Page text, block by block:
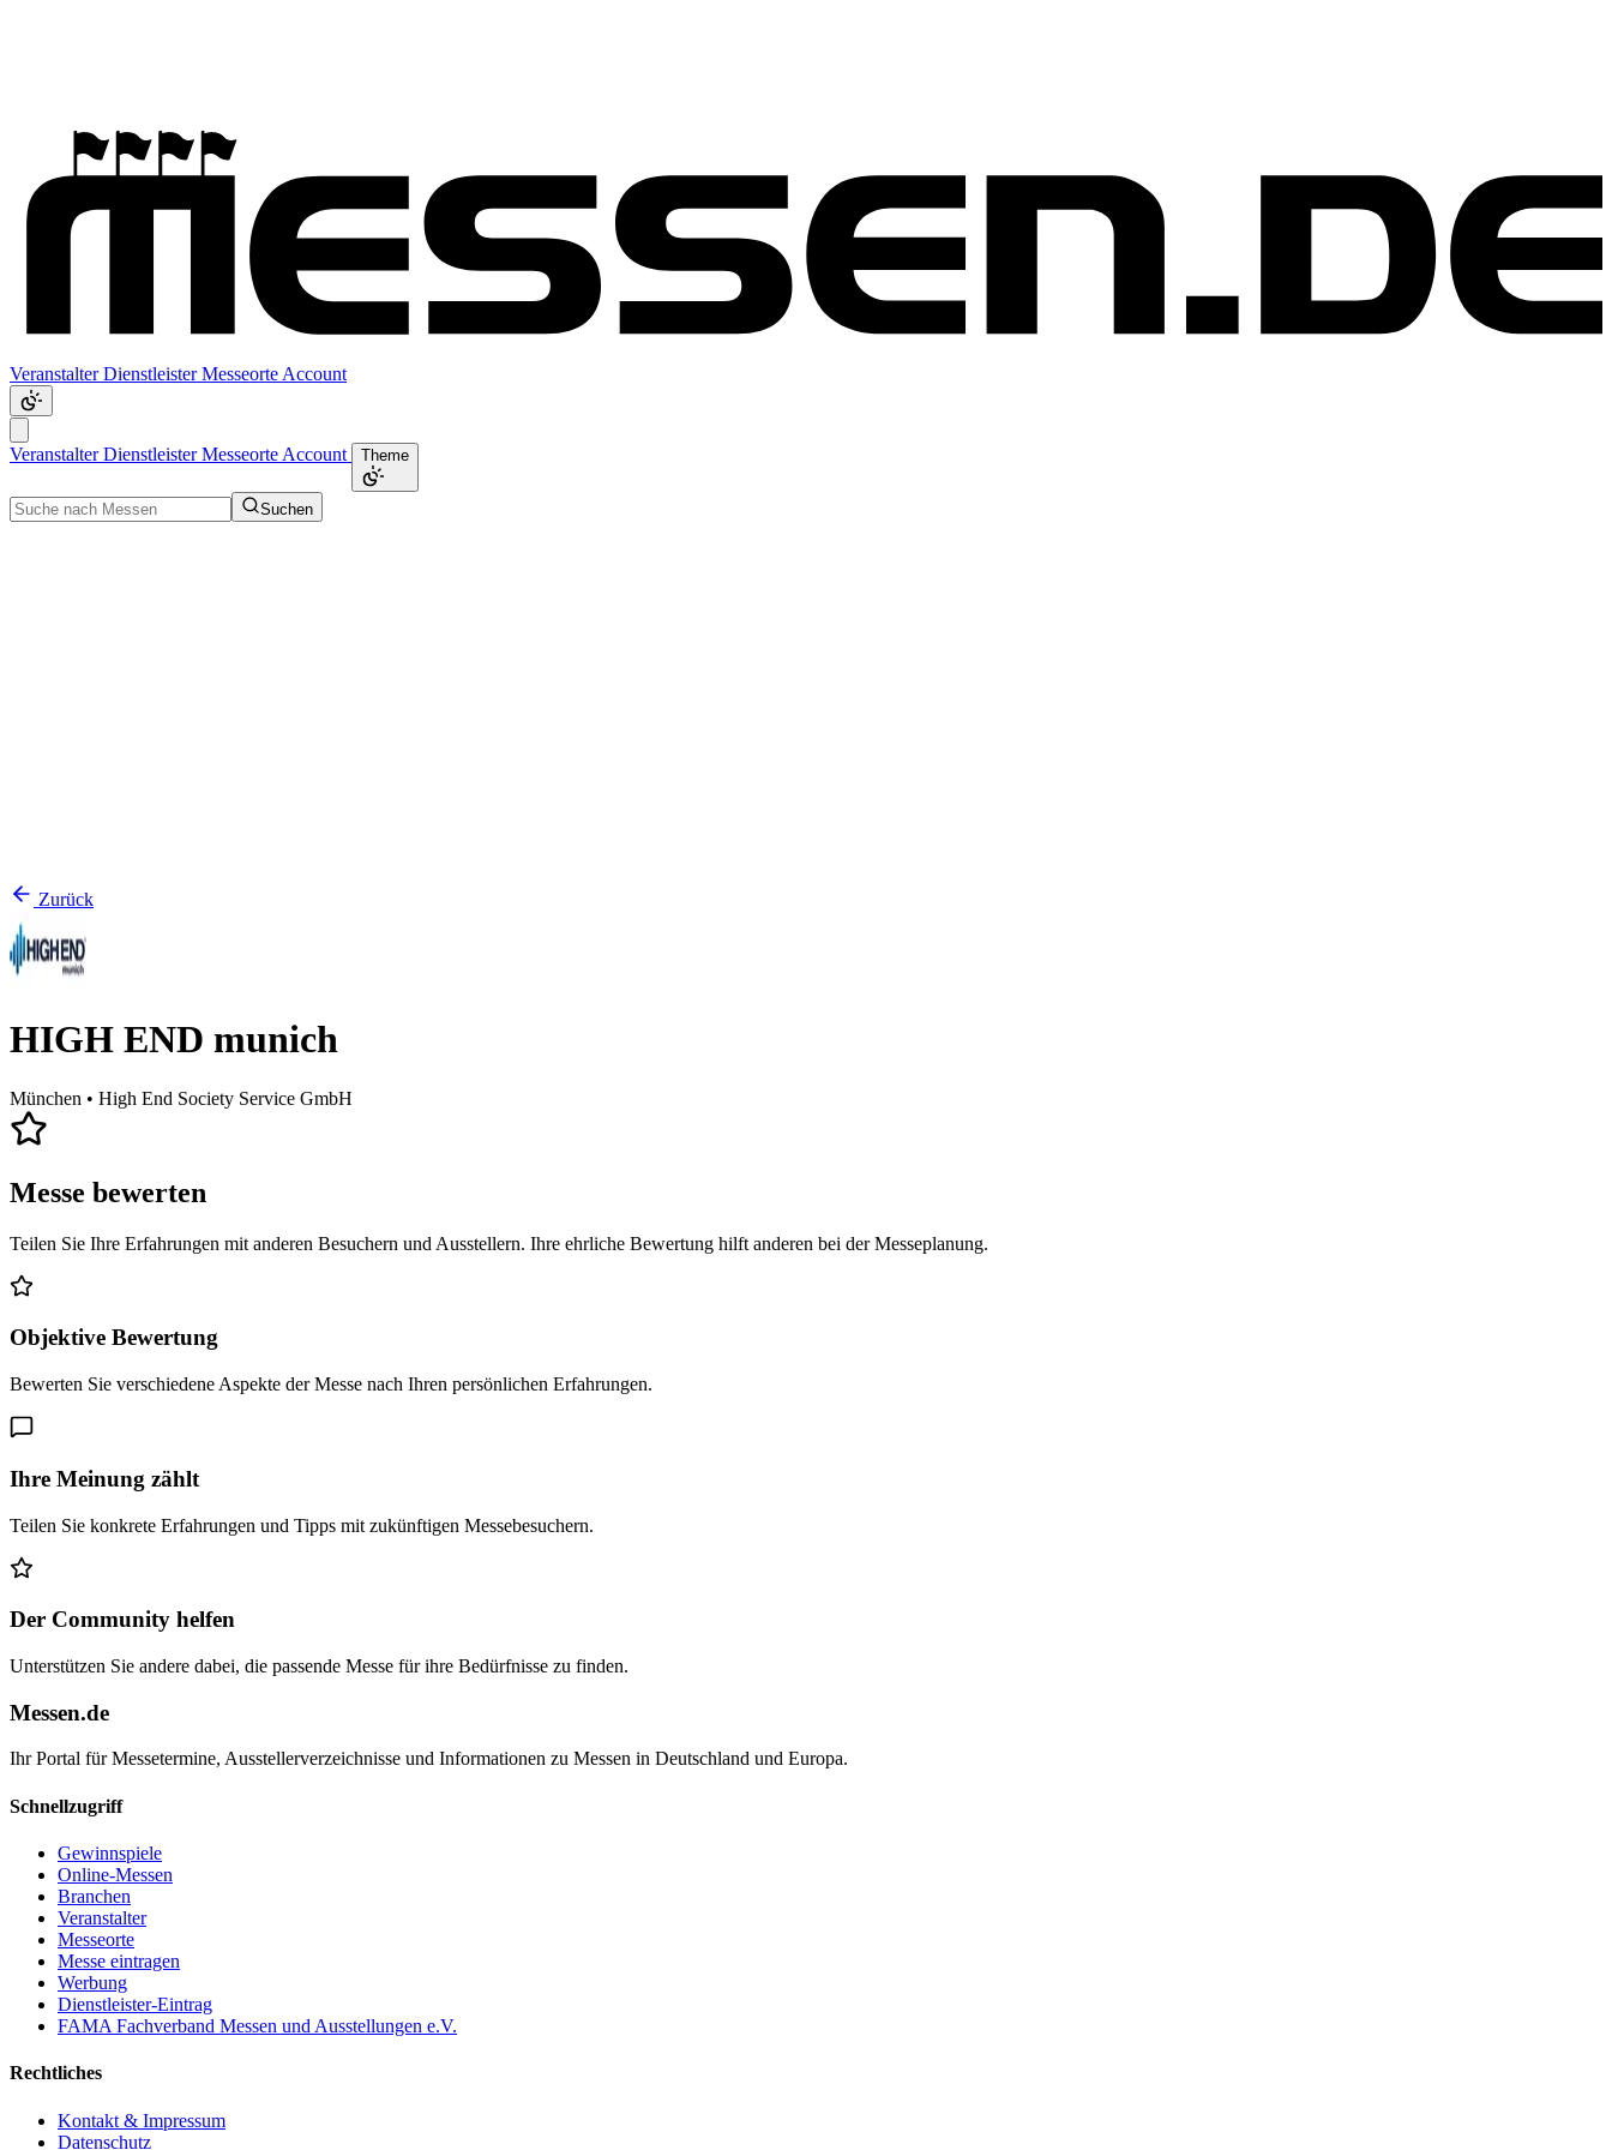
VeranstalterDienstleisterMesseorte Account
VeranstalterDienstleisterMesseorte Account Theme
Suchen
Zurück
HIGH END munich
München • High End Society Service GmbH
Messe bewerten
Teilen Sie Ihre Erfahrungen mit anderen Besuchern und Ausstellern. Ihre ehrliche Bewertung hilft anderen bei der Messeplanung.
Objektive Bewertung
Bewerten Sie verschiedene Aspekte der Messe nach Ihren persönlichen Erfahrungen.
Ihre Meinung zählt
Teilen Sie konkrete Erfahrungen und Tipps mit zukünftigen Messebesuchern.
Der Community helfen
Unterstützen Sie andere dabei, die passende Messe für ihre Bedürfnisse zu finden.
Messen.de
Ihr Portal für Messetermine, Ausstellerverzeichnisse und Informationen zu Messen in Deutschland und Europa.
Schnellzugriff
Gewinnspiele
Online-Messen
Branchen
Veranstalter
Messeorte
Messe eintragen
Werbung
Dienstleister-Eintrag
FAMA Fachverband Messen und Ausstellungen e.V.
Rechtliches
Kontakt & Impressum
Datenschutz